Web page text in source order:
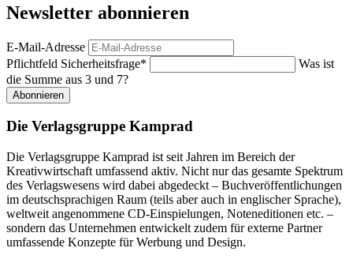
Newsletter abonnieren
E-Mail-Adresse
Pflichtfeld Sicherheitsfrage*
Was ist
die Summe aus 3 und 7?
Abonnieren
Die Verlagsgruppe Kamprad
Die Verlagsgruppe Kamprad ist seit Jahren im Bereich der
Kreativwirtschaft umfassend aktiv. Nicht nur das gesamte Spektrum
des Verlagswesens wird dabei abgedeckt – Buchveröffentlichungen
im deutschsprachigen Raum (teils aber auch in englischer Sprache),
weltweit angenommene CD-Einspielungen, Noteneditionen etc. –
sondern das Unternehmen entwickelt zudem für externe Partner
umfassende Konzepte für Werbung und Design.